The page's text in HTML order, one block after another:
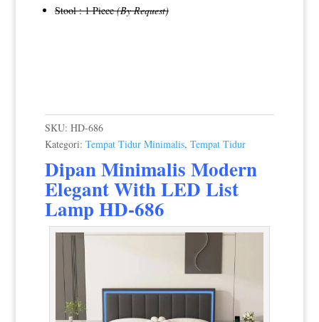
Stool : 1 Piece(By Request)
SKU: HD-686
Kategori: Tempat Tidur Minimalis, Tempat Tidur
Dipan Minimalis Modern
Elegant With LED List
Lamp HD-686